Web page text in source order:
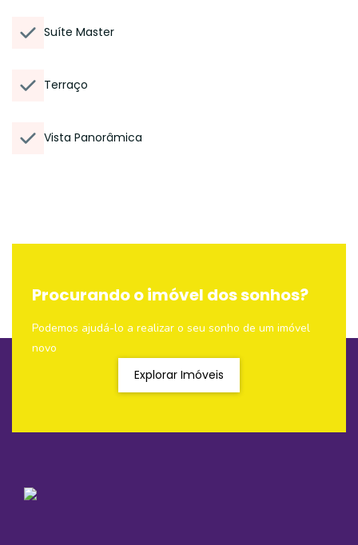
Suíte Master
Terraço
Vista Panorâmica
Procurando o imóvel dos sonhos?
Podemos ajudá-lo a realizar o seu sonho de um imóvel
novo
Explorar Imóveis